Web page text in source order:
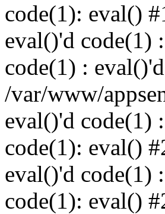
code(1): eval()
eval()'d code(1)
code(1) :
/var/www/
eval()'d code(1)
code(1): eval()
eval()'d code(1)
code(1): eval()